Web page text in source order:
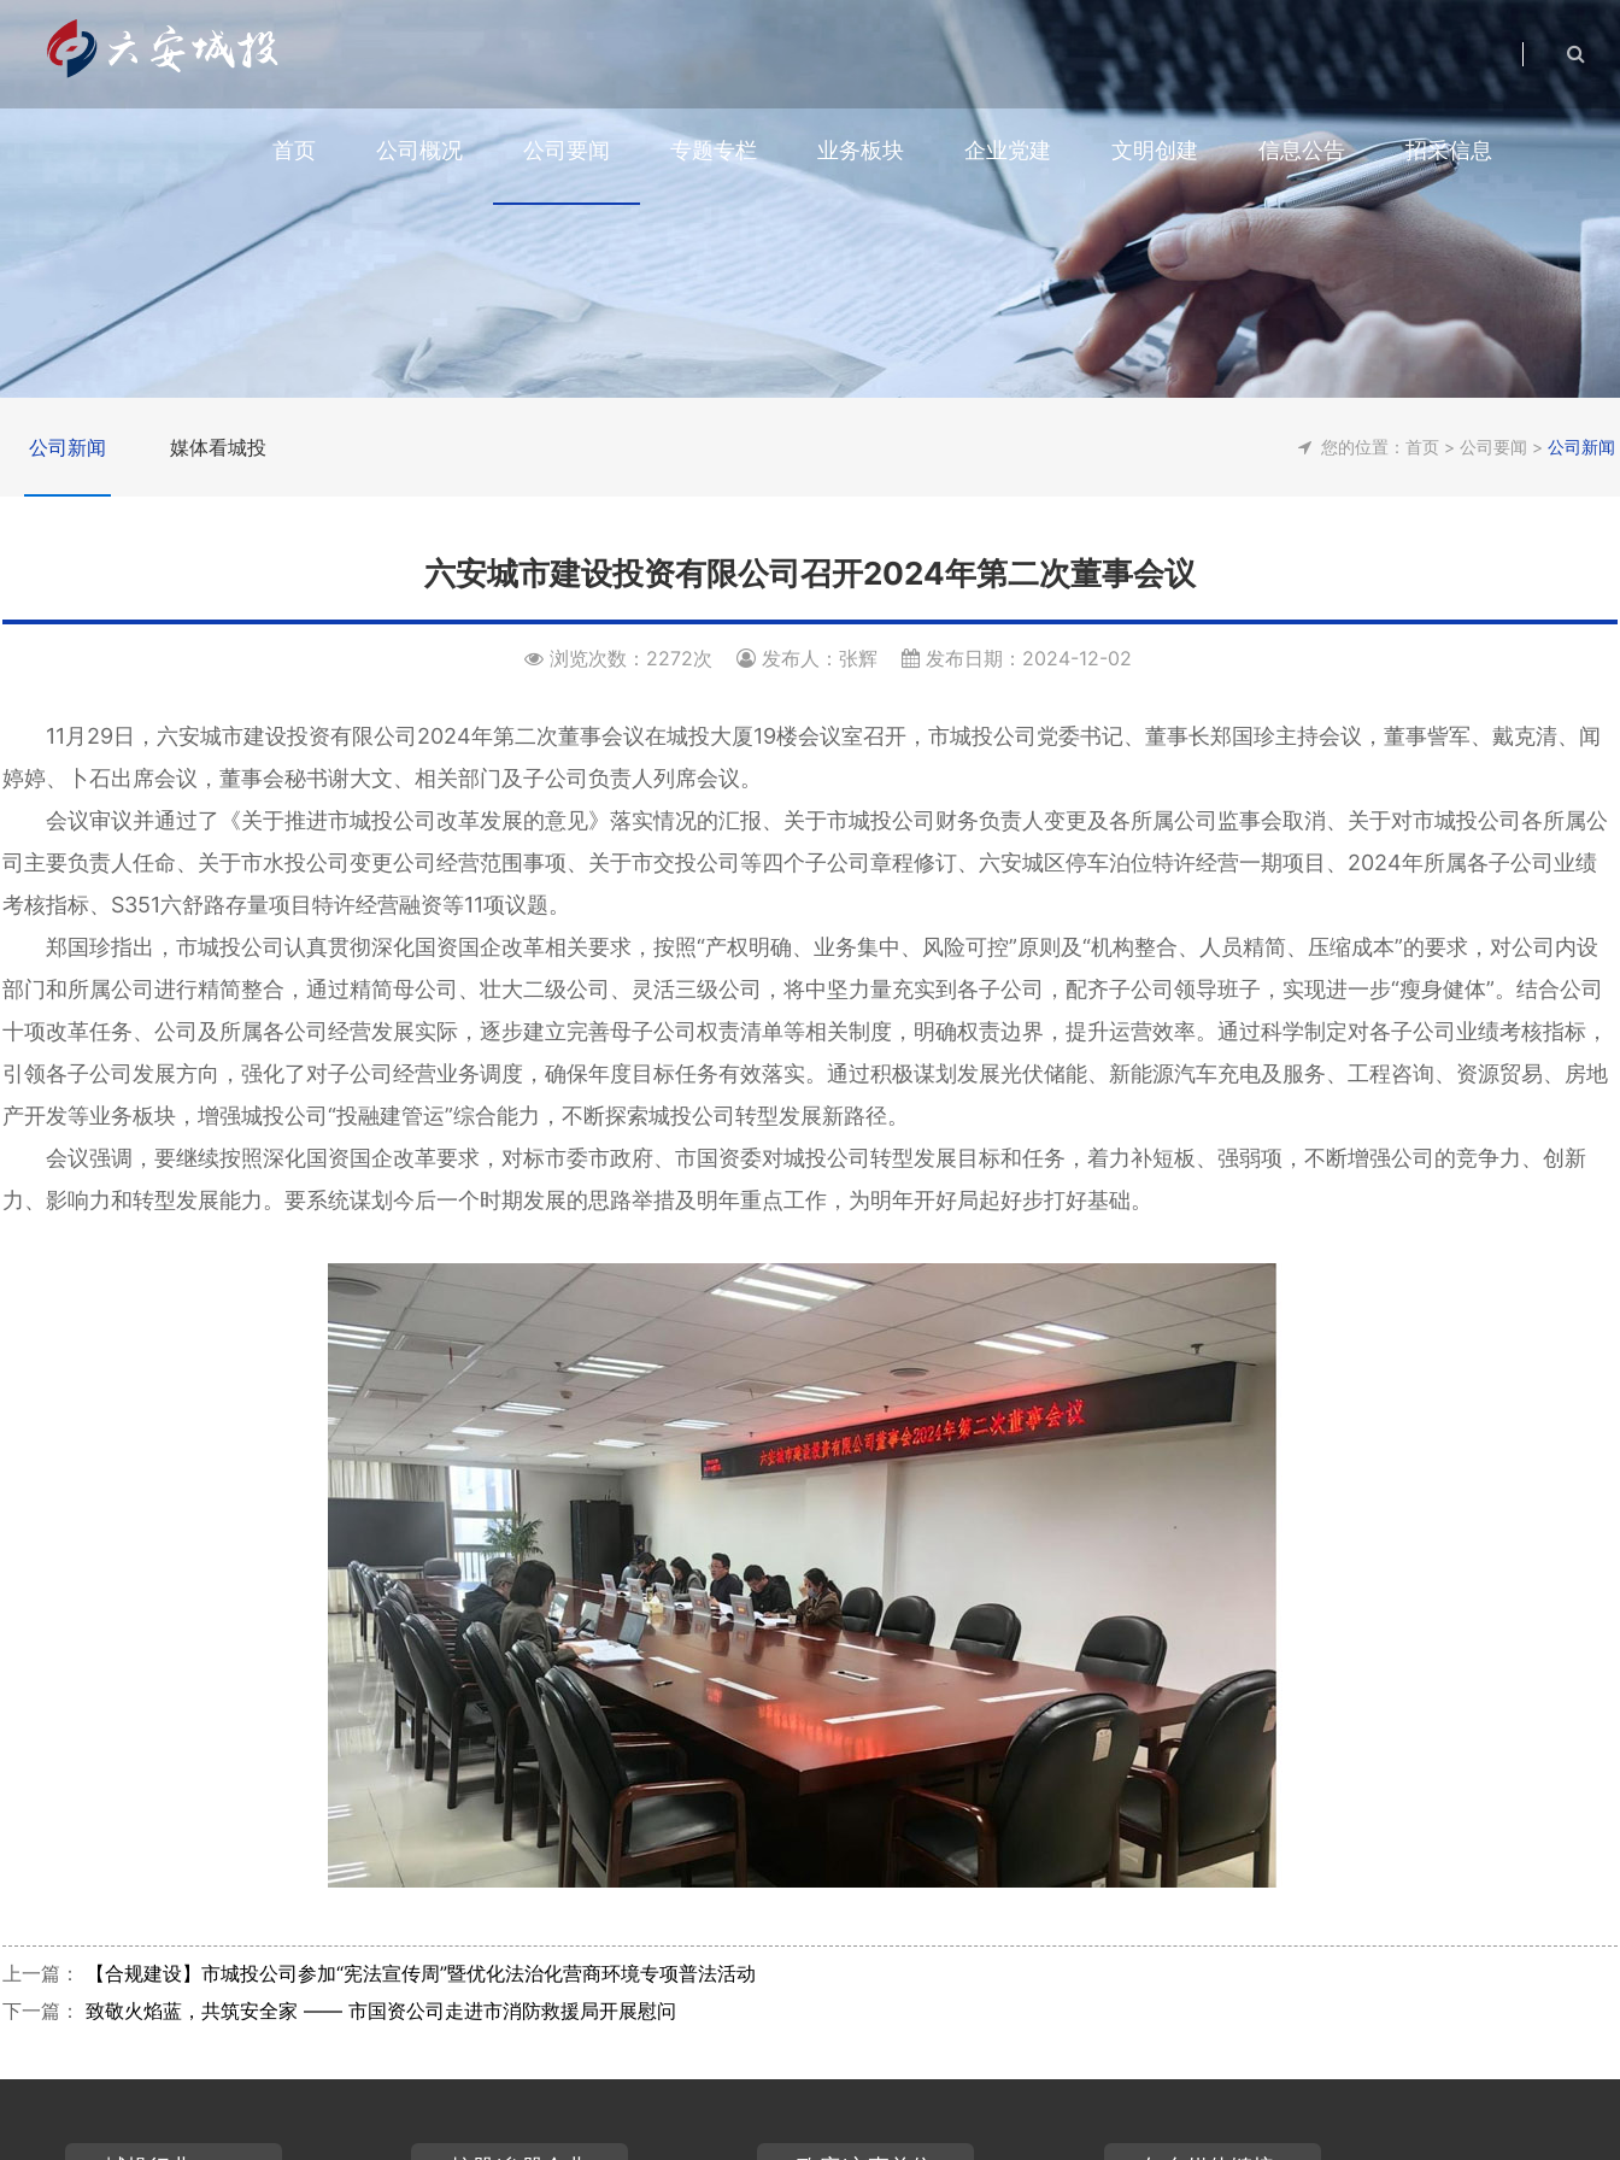
首页 公司概况 公司要闻 专题专栏 业务板块 企业党建 文明创建 信息公告 招采信息
公司新闻 媒体看城投 您的位置： 首页 > 公司要闻 > 公司新闻
六安城市建设投资有限公司召开2024年第二次董事会议
浏览次数：2272次 发布人：张辉 发布日期：2024-12-02
11月29日，六安城市建设投资有限公司2024年第二次董事会议在城投大厦19楼会议室召开，市城投公司党委书记、董事长郑国珍主持会议，董事訾军、戴克清、闻
婷婷、卜石出席会议，董事会秘书谢大文、相关部门及子公司负责人列席会议。
会议审议并通过了《关于推进市城投公司改革发展的意见》落实情况的汇报、关于市城投公司财务负责人变更及各所属公司监事会取消、关于对市城投公司各所属公
司主要负责人任命、关于市水投公司变更公司经营范围事项、关于市交投公司等四个子公司章程修订、六安城区停车泊位特许经营一期项目、2024年所属各子公司业绩
考核指标、S351六舒路存量项目特许经营融资等11项议题。
郑国珍指出，市城投公司认真贯彻深化国资国企改革相关要求，按照“产权明确、业务集中、风险可控”原则及“机构整合、人员精简、压缩成本”的要求，对公司内设
部门和所属公司进行精简整合，通过精简母公司、壮大二级公司、灵活三级公司，将中坚力量充实到各子公司，配齐子公司领导班子，实现进一步“瘦身健体”。结合公司
十项改革任务、公司及所属各公司经营发展实际，逐步建立完善母子公司权责清单等相关制度，明确权责边界，提升运营效率。通过科学制定对各子公司业绩考核指标，
引领各子公司发展方向，强化了对子公司经营业务调度，确保年度目标任务有效落实。通过积极谋划发展光伏储能、新能源汽车充电及服务、工程咨询、资源贸易、房地
产开发等业务板块，增强城投公司“投融建管运”综合能力，不断探索城投公司转型发展新路径。
会议强调，要继续按照深化国资国企改革要求，对标市委市政府、市国资委对城投公司转型发展目标和任务，着力补短板、强弱项，不断增强公司的竞争力、创新
力、影响力和转型发展能力。要系统谋划今后一个时期发展的思路举措及明年重点工作，为明年开好局起好步打好基础。
上一篇：
【合规建设】市城投公司参加“宪法宣传周”暨优化法治化营商环境专项普法活动
下一篇： 致敬火焰蓝，共筑安全家 —— 市国资公司走进市消防救援局开展慰问